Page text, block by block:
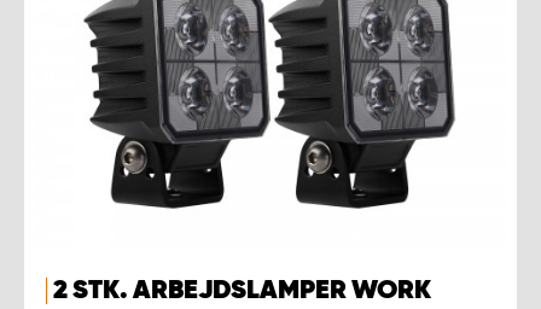
2 STK. ARBEJDSLAMPER WORK